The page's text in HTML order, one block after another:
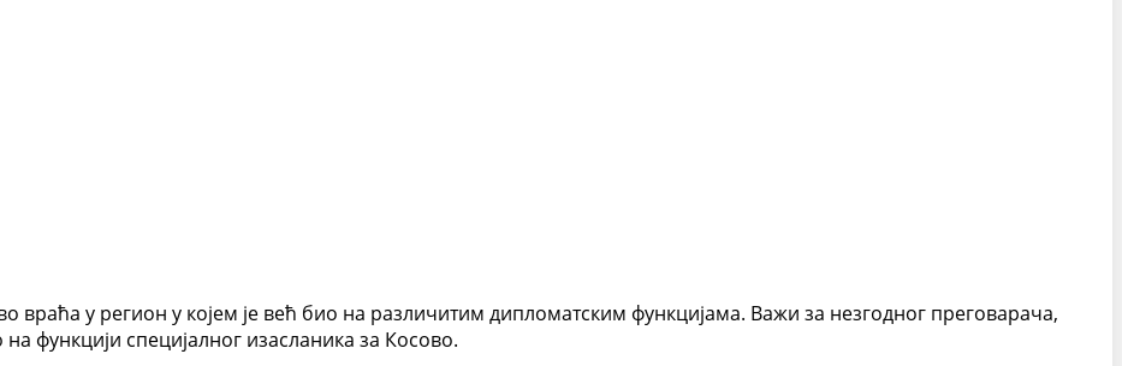
враћа у регион у којем је већ био на различитим дипломатским функцијама. Важи за незгодног преговарача,
на функцији специјалног изасланика за Косово.